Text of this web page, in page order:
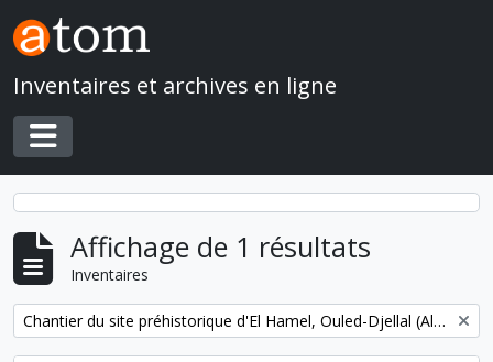
Skip to main content
Inventaires et archives en ligne
Toggle navigation
Affichage de 1 résultats
Inventaires
Remove filter: Chantier du site préhistorique d'El Hamel, Ouled-Djellal (Algérie)